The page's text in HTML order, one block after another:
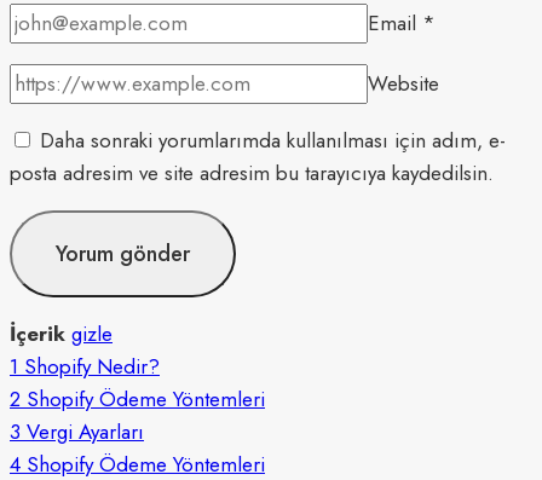
Email *
Website
Daha sonraki yorumlarımda kullanılması için adım, e-
posta adresim ve site adresim bu tarayıcıya kaydedilsin.
İçerik gizle
1 Shopify Nedir?
2 Shopify Ödeme Yöntemleri
3 Vergi Ayarları
4 Shopify Ödeme Yöntemleri